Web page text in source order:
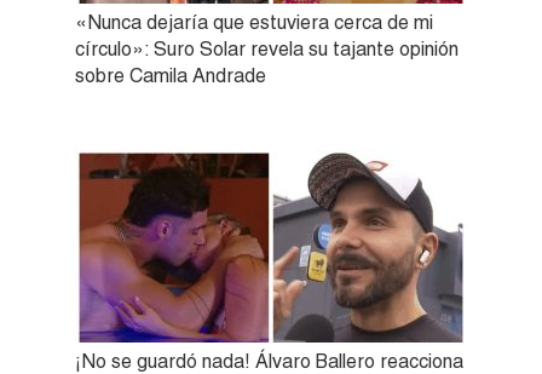
«Nunca dejaría que estuviera cerca de mi
círculo»: Suro Solar revela su tajante opinión
sobre Camila Andrade
¡No se guardó nada! Álvaro Ballero reacciona